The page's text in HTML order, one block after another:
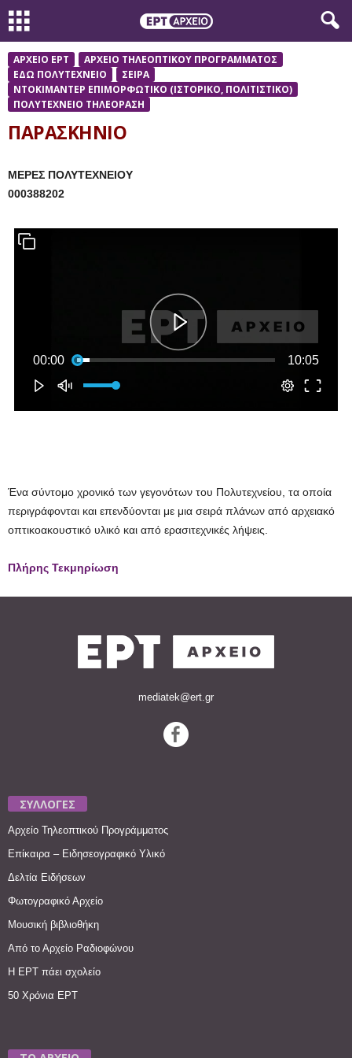
ΑΡΧΕΙΟ ΕΡΤ
ΑΡΧΕΙΟ ΤΗΛΕΟΠΤΙΚΟΥ ΠΡΟΓΡΑΜΜΑΤΟΣ
ΕΔΩ ΠΟΛΥΤΕΧΝΕΙΟ
ΣΕΙΡΑ
ΝΤΟΚΙΜΑΝΤΕΡ ΕΠΙΜΟΡΦΩΤΙΚΟ (ΙΣΤΟΡΙΚΟ, ΠΟΛΙΤΙΣΤΙΚΟ)
ΠΟΛΥΤΕΧΝΕΙΟ ΤΗΛΕΟΡΑΣΗ
ΠΑΡΑΣΚΗΝΙΟ
ΜΕΡΕΣ ΠΟΛΥΤΕΧΝΕΙΟΥ
000388202
Ένα σύντομο χρονικό των γεγονότων του Πολυτεχνείου, τα οποία
περιγράφονται και επενδύονται με μια σειρά πλάνων από αρχειακό
οπτικοακουστικό υλικό και από ερασιτεχνικές λήψεις.
Πλήρης Τεκμηρίωση
mediatek@ert.gr
ΣΥΛΛΟΓΕΣ
Αρχείο Τηλεοπτικού Προγράμματος
Επίκαιρα – Ειδησεογραφικό Υλικό
Δελτία Ειδήσεων
Φωτογραφικό Αρχείο
Μουσική βιβλιοθήκη
Από το Αρχείο Ραδιοφώνου
Η ΕΡΤ πάει σχολείο
50 Χρόνια ΕΡΤ